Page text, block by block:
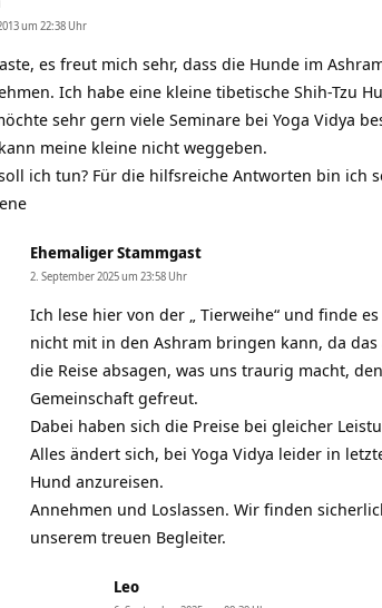
um 22:38 Uhr
es freut mich sehr, dass die Hunde im
Ich habe eine kleine tibetische Shih-Tzu
sehr gern viele Seminare bei Yoga Vidya
meine kleine nicht weggeben.
ich tun? Für die hilfsreiche Antworten bin ich
Ehemaliger Stammgast
2. September 2025 um 23:58 Uhr
Ich lese hier von der „ Tierweihe“ und finde
nicht mit in den Ashram bringen kann, da
die Reise absagen, was uns traurig macht,
Gemeinschaft gefreut.
Dabei haben sich die Preise bei gleicher
Alles ändert sich, bei Yoga Vidya leider in
Hund anzureisen.
Annehmen und Loslassen. Wir finden
unserem treuen Begleiter.
Leo